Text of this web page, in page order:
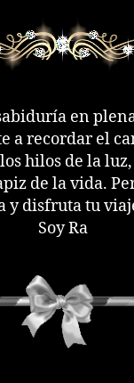
en
a recordar el
hilos de la
de la vida.
y disfruta tu
Soy Ra